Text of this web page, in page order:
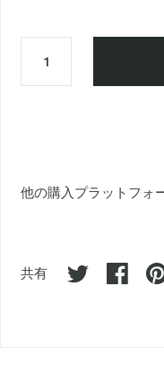
他の購入プラットフォ
共有